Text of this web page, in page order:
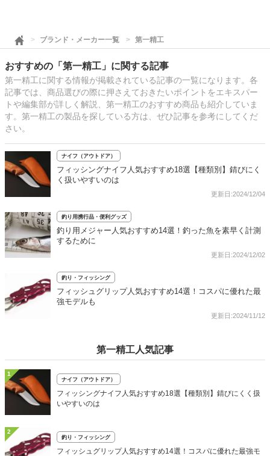
ブランド・メーカー一覧 第一精工
おすすめの「第一精工」に関する記事
第一精工に関する情報が掲載されている記事の一覧になります。各
記事では、商品選びの際に押さえておきたいポイントをエキスパー
トや編集部が詳しく解説、第一精工のおすすめ商品も紹介していま
す。第一精工の製品を探している方は、ぜひ記事を参考にしてくだ
さい。
ナイフ（アウトドア）
フィッシングナイフ人気おすすめ18選【種類別】錆びにく
く扱いやすいのは
更新日:2024/12/04
釣り用携行品・便利グッズ
釣り用メジャー人気おすすめ14選！釣った魚を素早く計測
するために
更新日:2024/12/02
釣り・フィッシング
フィッシュグリップ人気おすすめ14選！コスパに優れた最
強モデルも
更新日:2024/11/12
第一精工人気記事
1
ナイフ（アウトドア）
フィッシングナイフ人気おすすめ18選【種類別】錆びにくく扱
いやすいのは
2
釣り・フィッシング
フィッシュグリップ人気おすすめ14選！コスパに優れた最強モ